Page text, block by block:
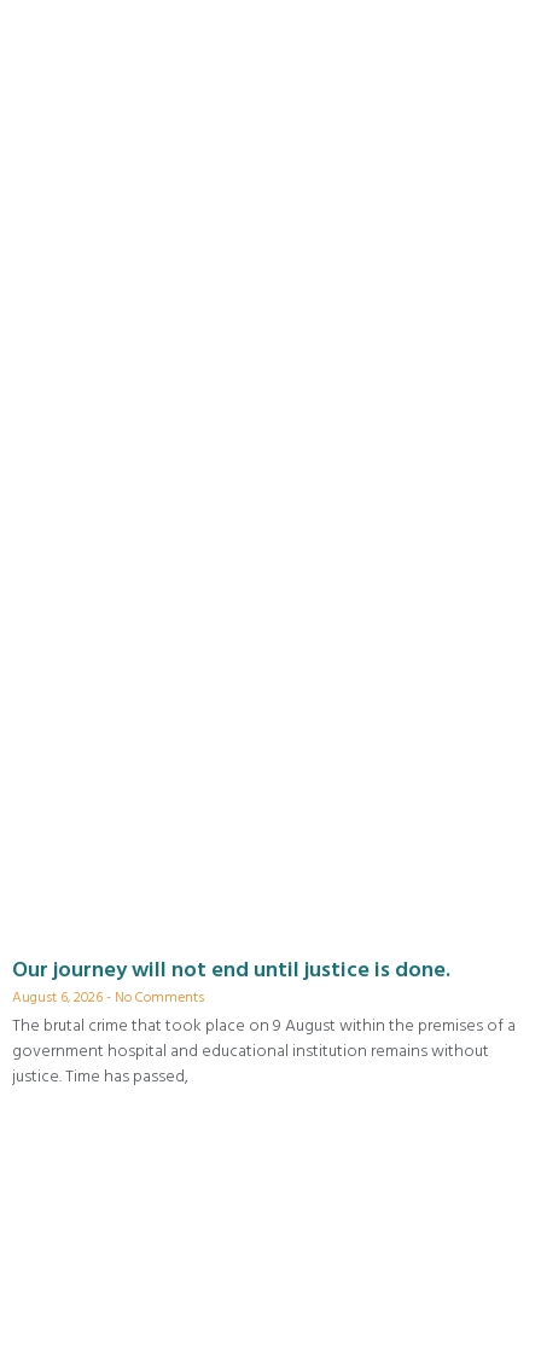
Our journey will not end until justice is done.
August 6, 2026 No Comments
The brutal crime that took place on 9 August within the premises of a
government hospital and educational institution remains without
justice. Time has passed,